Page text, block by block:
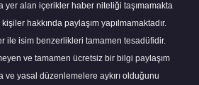
yer alan içerikler haber niteliği taşımamakta
hakkında paylaşım yapılmamaktadır.
ile isim benzerlikleri tamamen tesadüfidir.
ve tamamen ücretsiz bir bilgi paylaşım
ve yasal düzenlemelere aykırı olduğunu